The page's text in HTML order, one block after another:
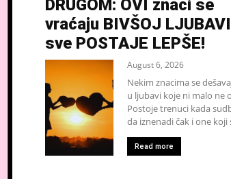
DRUGOM: OVI znaci se
vraćaju BIVŠOJ
sve POSTAJE LEPŠE!
August 6, 2026
Nekim znacima se
u ljubavi koje ni malo ne
Postoje trenuci kada
da iznenadi čak i one koji
Read more